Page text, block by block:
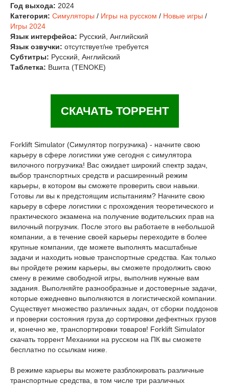
Год выхода: 2024
Категория: Симуляторы / Игры на русском / Новые игры /
Игры 2024
Язык интерфейса: Русский, Английский
Язык озвучки: отсутствует/не требуется
Субтитры: Русский, Английский
Таблетка: Вшита (TENOKE)
СКАЧАТЬ ТОРРЕНТ
Forklift Simulator (Симулятор погрузчика) - начните свою
карьеру в сфере логистики уже сегодня с симулятора
вилочного погрузчика! Вас ожидает широкий спектр задач,
выбор транспортных средств и расширенный режим
карьеры, в котором вы сможете проверить свои навыки.
Готовы ли вы к предстоящим испытаниям? Начните свою
карьеру в сфере логистики с прохождения теоретического и
практического экзамена на получение водительских прав на
вилочный погрузчик. После этого вы работаете в небольшой
компании, а в течение своей карьеры переходите в более
крупные компании, где можете выполнять масштабные
задачи и находить новые транспортные средства. Как только
вы пройдете режим карьеры, вы сможете продолжить свою
смену в режиме свободной игры, выполнив нужные вам
задания. Выполняйте разнообразные и достоверные задачи,
которые ежедневно выполняются в логистической компании.
Существует множество различных задач, от сборки поддонов
и проверки состояния груза до сортировки дефектных грузов
и, конечно же, транспортировки товаров! Forklift Simulator
скачать торрент Механики на русском на ПК вы сможете
бесплатно по ссылкам ниже.
В режиме карьеры вы можете разблокировать различные
транспортные средства, в том числе три различных